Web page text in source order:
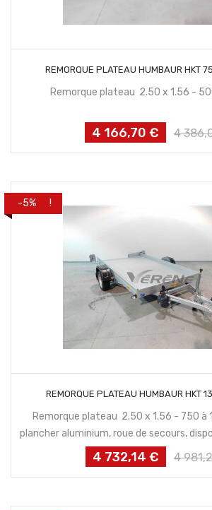
REMORQUE PLATEAU HUMBAUR HKT
Remorque plateau 2.50 x 1.56 -
Prix
4 166,70 €
Prix
4
PROMO !
-5%
REMORQUE PLATEAU HUMBAUR HKT
Remorque plateau 2.50 x 1.56 - 750 à 1300
plancher aluminium, roue de secours,
roue moto.
Prix
4 732,14 €
Prix
4